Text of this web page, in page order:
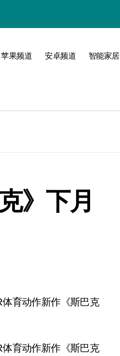
苹果频道 安卓频道 智能家居
》下月
育动作新作《斯巴克